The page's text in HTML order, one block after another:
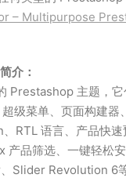
简介：
Prestashop 主题，
级菜单、页面构建
RTL 语言、产品快速
产品筛选、一键轻松
Slider Revolution 6